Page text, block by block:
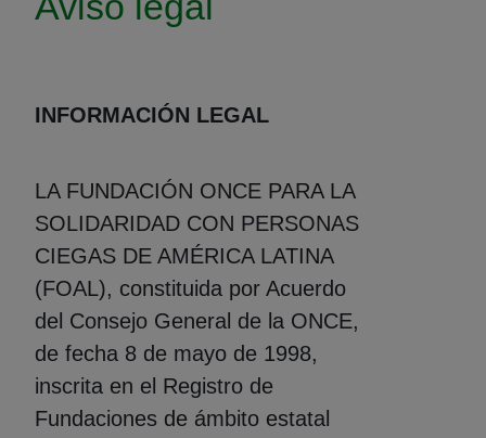
INFORMACIÓN LEGAL
LA FUNDACIÓN ONCE PARA LA
SOLIDARIDAD CON PERSONAS
CIEGAS DE AMÉRICA LATINA
(FOAL), constituida por Acuerdo
del Consejo General de la ONCE,
de fecha 8 de mayo de 1998,
inscrita en el Registro de
Fundaciones de ámbito estatal